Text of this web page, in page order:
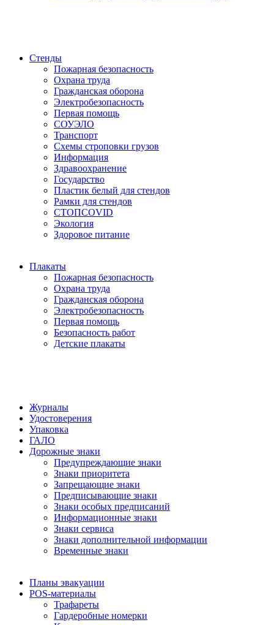
Стенды
Пожарная безопасность
Охрана труда
Гражданская оборона
Электробезопасность
Первая помощь
СОУЭЛО
Транспорт
Схемы строповки грузов
Информация
Здравоохранение
Государство
Пластик белый для стендов
Рамки для стендов
СТОПCOVID
Экология
Здоровое питание
Плакаты
Пожарная безопасность
Охрана труда
Гражданская оборона
Электробезопасность
Первая помощь
Безопасность работ
Детские плакаты
Журналы
Удостоверения
Упаковка
ГАЛО
Дорожные знаки
Предупреждающие знаки
Знаки приоритета
Запрещающие знаки
Предписывающие знаки
Знаки особых предписаний
Информационные знаки
Знаки сервиса
Знаки дополнительной информации
Временные знаки
Планы эвакуации
POS-материалы
Трафареты
Гардеробные номерки